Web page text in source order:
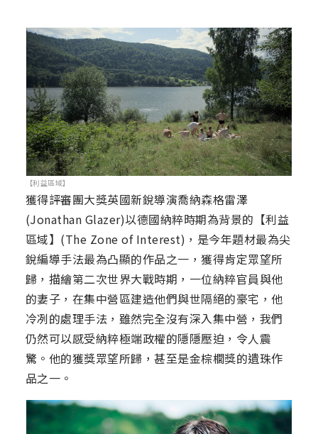
【利益區域】
獲得評審團大獎英國新銳導演喬納森格雷澤
(Jonathan Glazer)以德國納粹時期為背景的【利益
區域】(The Zone of Interest)，是今年題材最為尖
銳編導手法最為凸顯的作品之一，獲得肯定眾望所
歸，描繪第二次世界大戰時期，一位納粹官員與他
的妻子，在集中營區建造他們與世隔絕的豪宅，他
冷冽的處理手法，雖然完全沒有深入集中營，我們
仍然可以感受納粹極端政權的隱隱壓迫，令人震
驚。他的獲獎眾望所歸，甚至是金棕櫚獎的遺珠作
品之一。